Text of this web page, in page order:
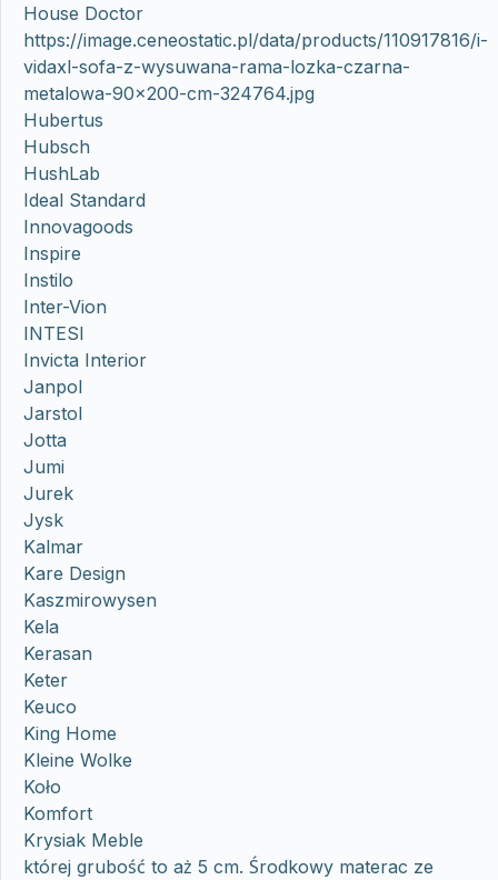
House Doctor
https://image.ceneostatic.pl/data/products/110917816/i-
vidaxl-sofa-z-wysuwana-rama-lozka-czarna-
metalowa-90×200-cm-324764.jpg
Hubertus
Hubsch
HushLab
Ideal Standard
Innovagoods
Inspire
Instilo
Inter-Vion
INTESI
Invicta Interior
Janpol
Jarstol
Jotta
Jumi
Jurek
Jysk
Kalmar
Kare Design
Kaszmirowysen
Kela
Kerasan
Keter
Keuco
King Home
Kleine Wolke
Koło
Komfort
Krysiak Meble
której grubość to aż 5 cm. Środkowy materac ze